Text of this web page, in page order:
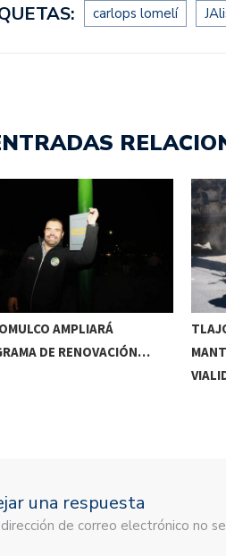
carlops lomelí
AMPLIARÁ
DE RENOVACIÓN…
una respuesta
de correo electrónico no